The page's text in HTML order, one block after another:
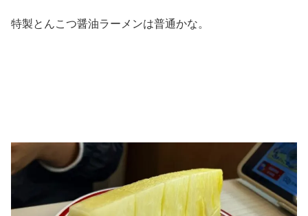
特製とんこつ醤油ラーメンは普通かな。